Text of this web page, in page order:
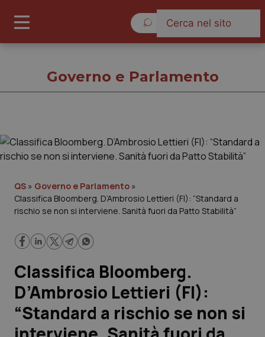
Governo e Parlamento
Regioni e Asl
Lavoro e Professioni
Scienza e Farmaci
Studi e Analisi
Governo e Parlamento
QS » Governo e Parlamento »
Classifica Bloomberg. D’Ambrosio Lettieri (FI): “Standard a
rischio se non si interviene. Sanità fuori da Patto Stabilità”
Classifica Bloomberg.
D’Ambrosio Lettieri (FI):
“Standard a rischio se non si